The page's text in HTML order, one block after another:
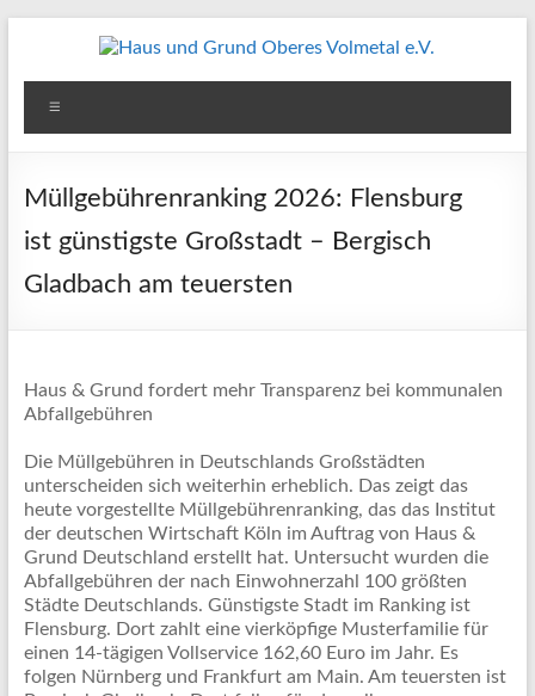
Haus
und
Grund
Oberes
Volmetal
Müllgebührenranking 2026: Flensburg
ist günstigste Großstadt – Bergisch
Gladbach am teuersten
Haus & Grund fordert mehr Transparenz bei kommunalen
Abfallgebühren
Die Müllgebühren in Deutschlands Großstädten
unterscheiden sich weiterhin erheblich. Das zeigt das
heute vorgestellte Müllgebührenranking, das das Institut
der deutschen Wirtschaft Köln im Auftrag von Haus &
Grund Deutschland erstellt hat. Untersucht wurden die
Abfallgebühren der nach Einwohnerzahl 100 größten
Städte Deutschlands. Günstigste Stadt im Ranking ist
Flensburg. Dort zahlt eine vierköpfige Musterfamilie für
einen 14-tägigen Vollservice 162,60 Euro im Jahr. Es
folgen Nürnberg und Frankfurt am Main. Am teuersten ist